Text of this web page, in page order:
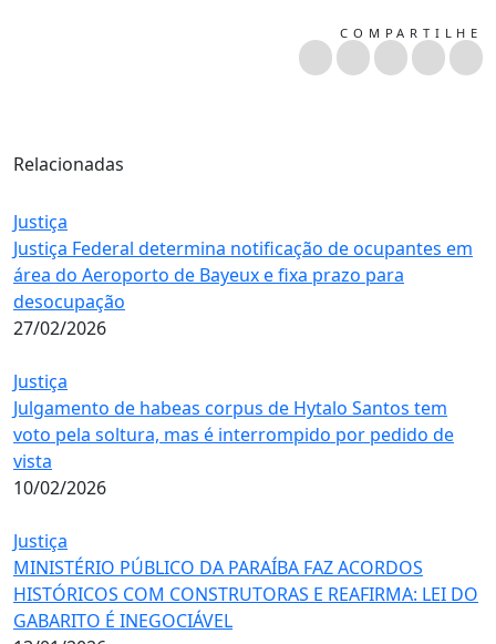
COMPARTILHE
Relacionadas
Justiça
Justiça Federal determina notificação de ocupantes em
área do Aeroporto de Bayeux e fixa prazo para
desocupação
27/02/2026
Justiça
Julgamento de habeas corpus de Hytalo Santos tem
voto pela soltura, mas é interrompido por pedido de
vista
10/02/2026
Justiça
MINISTÉRIO PÚBLICO DA PARAÍBA FAZ ACORDOS
HISTÓRICOS COM CONSTRUTORAS E REAFIRMA: LEI DO
GABARITO É INEGOCIÁVEL